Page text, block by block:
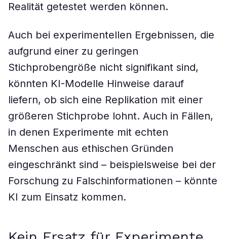
Realität getestet werden können.
Auch bei experimentellen Ergebnissen, die
aufgrund einer zu geringen
Stichprobengröße nicht signifikant sind,
könnten KI-Modelle Hinweise darauf
liefern, ob sich eine Replikation mit einer
größeren Stichprobe lohnt. Auch in Fällen,
in denen Experimente mit echten
Menschen aus ethischen Gründen
eingeschränkt sind – beispielsweise bei der
Forschung zu Falschinformationen – könnte
KI zum Einsatz kommen.